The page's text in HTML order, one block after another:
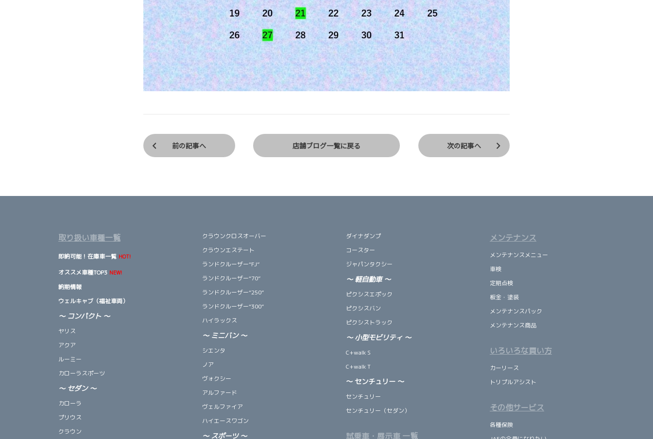
前の記事へ 店舗ブログ一覧に戻る 次の記事へ
取り扱い車種一覧
即納可能！在庫車一覧 HOT!
オススメ車種TOP3 NEW!
納期情報
ウェルキャブ（福祉車両）
～ コンパクト ～
ヤリス
アクア
ルーミー
カローラスポーツ
～ セダン ～
カローラ
プリウス
クラウン
クラウンクロスオーバー
クラウンエステート
ランドクルーザー“FJ”
ランドクルーザー“70”
ランドクルーザー“250”
ランドクルーザー“300”
ハイラックス
～ ミニバン ～
シエンタ
ノア
ヴォクシー
アルファード
ヴェルファイア
ハイエースワゴン
～ スポーツ ～
ダイナダンプ
コースター
ジャパンタクシー
～ 軽自動車～
ピクシスエポック
ピクシスバン
ピクシストラック
～ 小型モビリティ ～
C+walk S
C+walk T
～ センチュリー ～
センチュリー
センチュリー（セダン）
試乗車・展示車 一覧
メンテナンス
メンテナンスメニュー
車検
定期点検
板金・塗装
メンテナンスパック
メンテナンス商品
いろいろな買い方
カーリース
トリプルアシスト
その他サービス
各種保険